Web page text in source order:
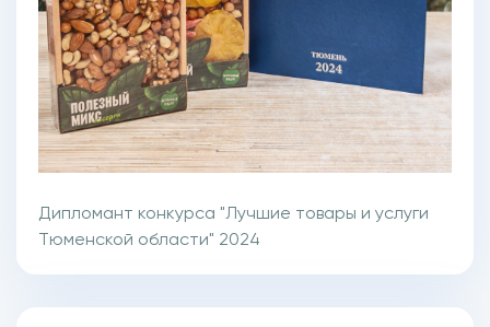
Дипломант конкурса "Лучшие товары и услуги
Тюменской области" 2024